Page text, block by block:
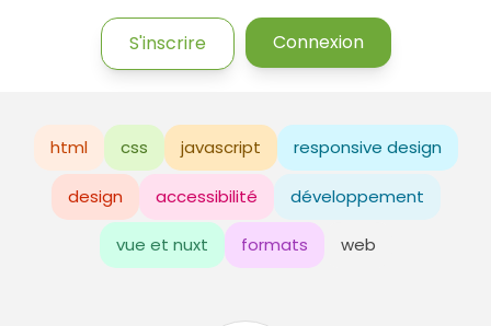
S'inscrire Connexion
html css javascript responsive design
design accessibilité développement
vue et nuxt formats web